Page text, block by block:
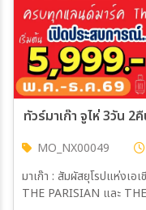
ถึงวันที่
เฉพาะเดือน
เฉพาะเทศกาล
ทัวร์มาเก๊า จูไห่ 3วัน 2
MO_NX00049
มาเก๊า : สัมผัสยุโรปแห่งเ
THE PARISIAN และ